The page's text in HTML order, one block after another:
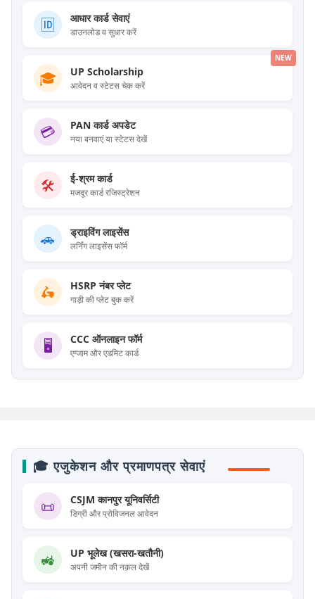
🆔 आधार कार्ड सेवाएं
डाउनलोड व सुधार करें
NEW
🎓 UP Scholarship
आवेदन व स्टेटस चेक करें
💳 PAN कार्ड अपडेट
नया बनवाएं या स्टेटस देखें
🛠️ ई-श्रम कार्ड
मजदूर कार्ड रजिस्ट्रेशन
🚗 ड्राइविंग लाइसेंस
लर्निंग लाइसेंस फॉर्म
🛵 HSRP नंबर प्लेट
गाड़ी की प्लेट बुक करें
🖥️ CCC ऑनलाइन फॉर्म
एग्जाम और एडमिट कार्ड
🎓 एजुकेशन और प्रमाणपत्र सेवाएं
📜 CSJM कानपुर यूनिवर्सिटी
डिग्री और प्रोविजनल आवेदन
🚜 UP भूलेख (खसरा-खतौनी)
अपनी जमीन की नक़ल देखें